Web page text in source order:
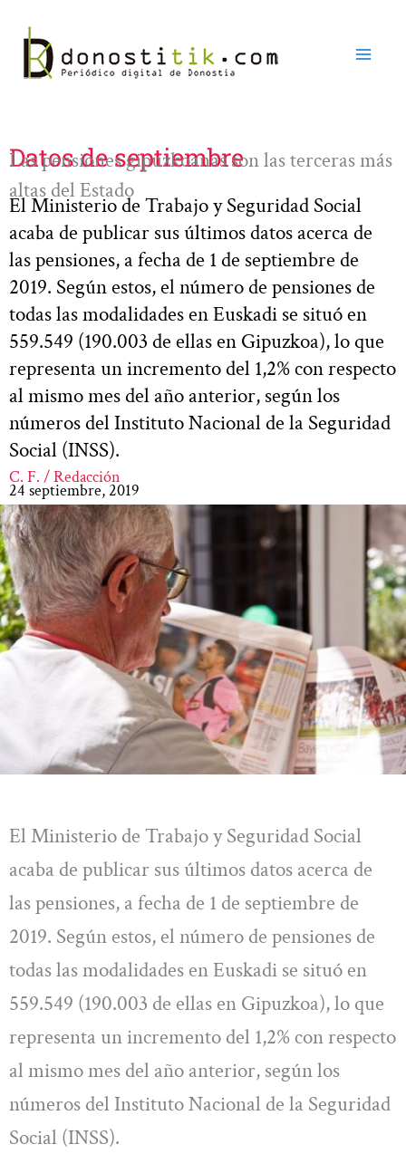
contenido
Datos de septiembre
Las pensiones gipuzkoanas son las terceras más
altas del Estado
El Ministerio de Trabajo y Seguridad Social
acaba de publicar sus últimos datos acerca de
las pensiones, a fecha de 1 de septiembre de
2019. Según estos, el número de pensiones de
todas las modalidades en Euskadi se situó en
559.549 (190.003 de ellas en Gipuzkoa), lo que
representa un incremento del 1,2% con respecto
al mismo mes del año anterior, según los
números del Instituto Nacional de la Seguridad
Social (INSS).
C. F. / Redacción
24 septiembre, 2019
El Ministerio de Trabajo y Seguridad Social
acaba de publicar sus últimos datos acerca de
las pensiones, a fecha de 1 de septiembre de
2019. Según estos, el número de pensiones de
todas las modalidades en Euskadi se situó en
559.549 (190.003 de ellas en Gipuzkoa), lo que
representa un incremento del 1,2% con respecto
al mismo mes del año anterior, según los
números del Instituto Nacional de la Seguridad
Social (INSS).